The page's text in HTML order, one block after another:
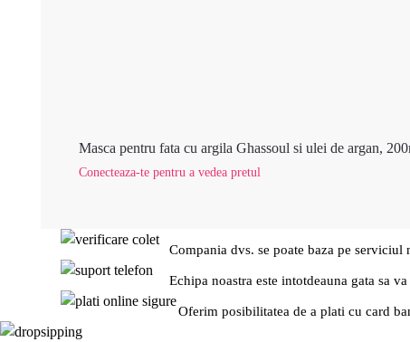
Masca pentru fata cu argila Ghassoul si ulei de argan,
Conecteaza-te pentru a vedea pretul
Compania dvs. se poate baza pe
Echipa noastra este intotdeauna gata sa
Oferim posibilitatea de a plati cu card